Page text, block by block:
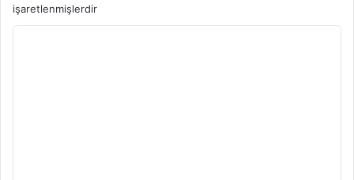
işaretlenmişlerdir